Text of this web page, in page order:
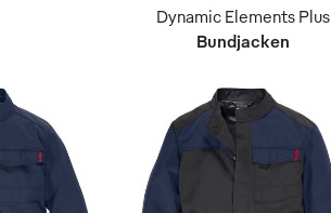
Bundjacken
Dynamic Elements Plus